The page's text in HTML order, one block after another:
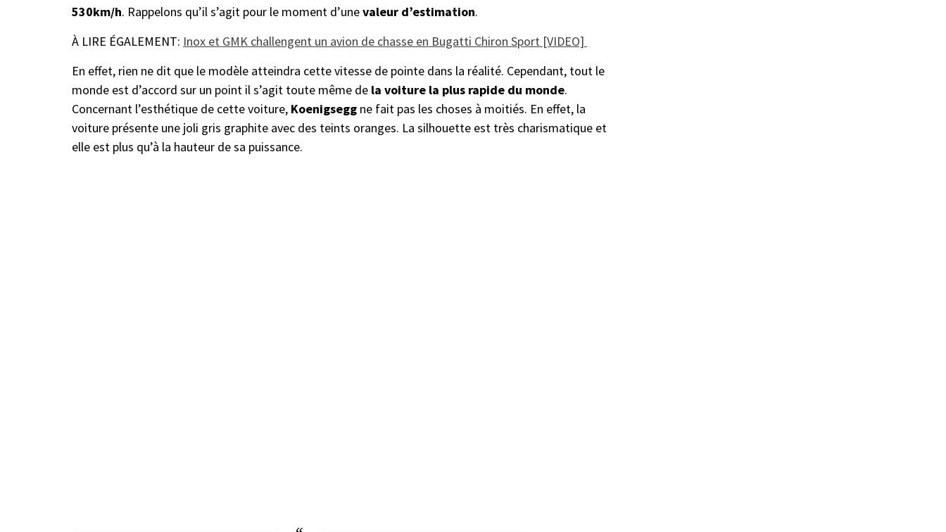
530km/h. Rappelons qu’il s’agit pour le moment d’unevaleur d’estimation.
À LIRE ÉGALEMENT: Inox et GMK challengent un avion de chasse en Bugatti Chiron Sport [VIDEO]
En effet, rien ne dit que le modèle atteindra cette vitesse de pointe dans la réalité. Cependant, tout le
monde est d’accord sur un point il s’agit toute même de la voiture la plus rapide du monde.
Concernant l’esthétique de cette voiture, Koenigsegg ne fait pas les choses à moitiés. En effet, la
voiture présente une joli gris graphite avec des teints oranges. La silhouette est très charismatique et
elle est plus qu’à la hauteur de sa puissance.